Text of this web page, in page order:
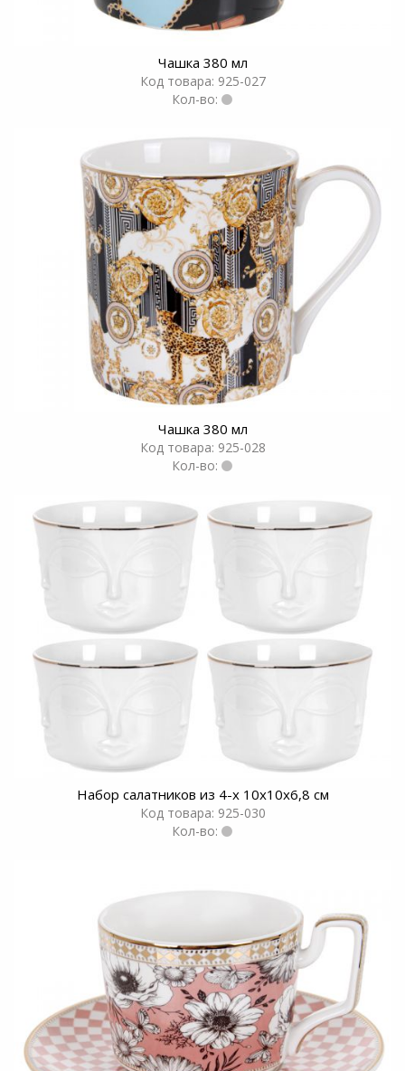
Чашка 380 мл
Код товара: 925-027
Кол-во:
Чашка 380 мл
Код товара: 925-028
Кол-во:
Набор салатников из 4-х 10х10х6,8 см
Код товара: 925-030
Кол-во: